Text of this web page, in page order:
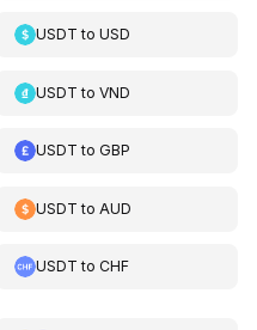
USDT toUSD
USDT toVND
USDT toGBP
USDT to AUD
USDT toCHF